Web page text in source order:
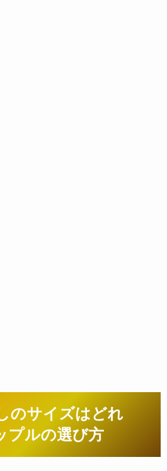
のサイズはどれ
プルの選び方